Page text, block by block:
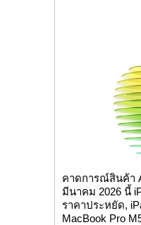
คาดการณ์สินค้า
มีนาคม 2026 นี้
ราคาประหยัด,
MacBook Pro